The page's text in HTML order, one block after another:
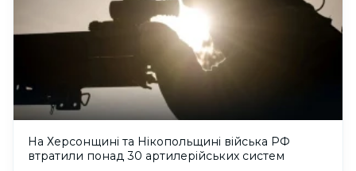
На Херсонщині та Нікопольщині війська РФ
втратили понад 30 артилерійських систем